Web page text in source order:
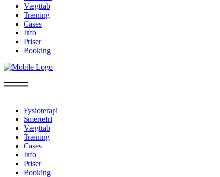
Vægttab
Træning
Cases
Info
Priser
Booking
Fysioterapi
Smertefri
Vægttab
Træning
Cases
Info
Priser
Booking